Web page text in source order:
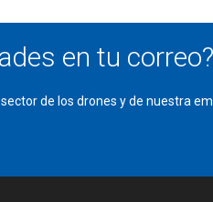
en tu correo?
de los drones y de nuestra